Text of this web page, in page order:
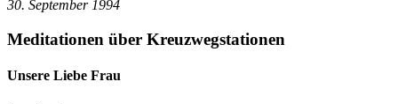
30. September 1994
Meditationen über Kreuzwegstationen
Unsere Liebe Frau